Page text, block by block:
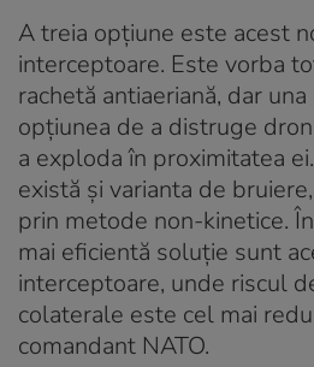
A treia opțiune este acest
interceptoare. Este vorba
rachetă antiaeriană, dar
opțiunea de a distruge
a exploda în proximitatea
există și varianta de
prin metode non-kinetice.
mai eficientă soluție sunt
interceptoare, unde riscul
colaterale este cel mai
comandant NATO.